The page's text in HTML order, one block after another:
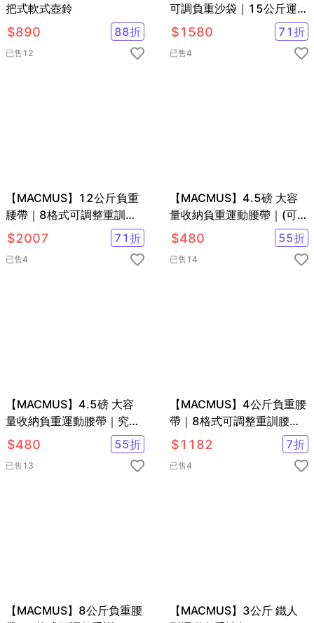
把式軟式壺鈴
$890 88折
已售 12
可調負重沙袋｜15公斤運動
沙包/單邊7.5公斤負重沙包
重量可調沙包 綁手沙包 綁
腿沙包
$1580 71 折
已售4
【MACMUS】12公斤負重
腰帶｜8格式可調整重訓腰
帶｜強化核心肌群鍛鍊腰部
肌肉
$2007 71 折
已售4
【MACMUS】4.5磅 大容
量收納負重運動腰帶｜(可選
色)
$480 55折
已售 14
【MACMUS】4.5磅 大容
量收納負重運動腰帶｜究極
灰
$480 55折
已售 13
【MACMUS】4公斤負重腰
帶｜8格式可調整重訓腰帶
｜強化核心肌群鍛鍊腰部肌
肉
$1182 7折
已售4
【MACMUS】8公斤負重腰
【MACMUS】3公斤 鐵人